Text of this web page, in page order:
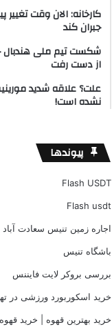
کارخانه: الان وقت تغییر
جبران کند
شکست تیم ملی هندبال
از دست رفت
علت؟ علاقه شدید
نشده است!
پیوندها
Flash USDT
Flash usdt
اجاره زمین تنیس سعادت آباد
باشگاه تنیس
بررسی بروکر لایت فایننس
خرید اسکوربورد ورزشی در
خرید بهترین قهوه | خرید